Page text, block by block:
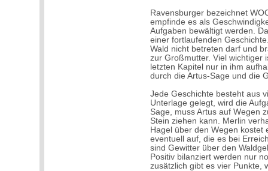
Ravensburger bezeichnet
empfinde es als
Aufgaben bewältigt werden.
einer fortlaufenden
Wald nicht betreten darf und
zur Großmutter. Viel wichtiger
letzten Kapitel nur in ihm
durch die Artus-Sage und die
Jede Geschichte besteht aus
Unterlage gelegt, wird die
Sage, muss Artus auf Wegen
Stein ziehen kann. Merlin
Hagel über den Wegen kostet
eventuell auf, die es bei
sind Gewitter über den
Positiv bilanziert werden nur
zusätzlich gibt es vier Punkte,